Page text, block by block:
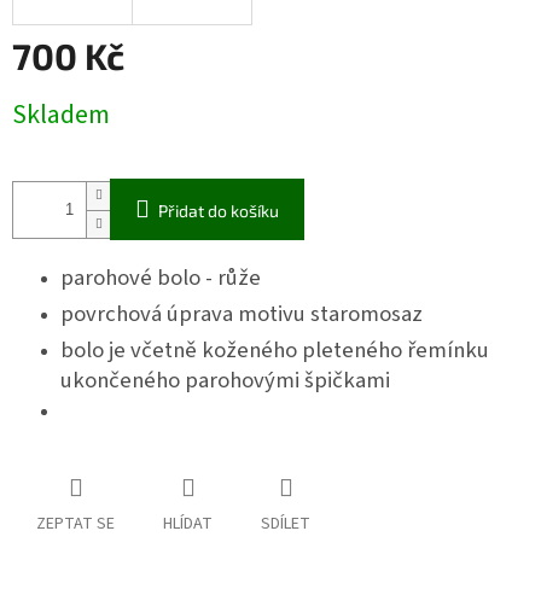
700 Kč
cena:
Skladem
Přidat do košíku
parohové bolo - růže
povrchová úprava motivu staromosaz
bolo je včetně koženého pleteného řemínku
ukončeného parohovými špičkami
ZEPTAT SE HLÍDAT SDÍLET